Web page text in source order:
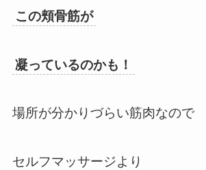
この頬骨筋が
凝っているのかも！
場所が分かりづらい筋肉なので
セルフマッサージより